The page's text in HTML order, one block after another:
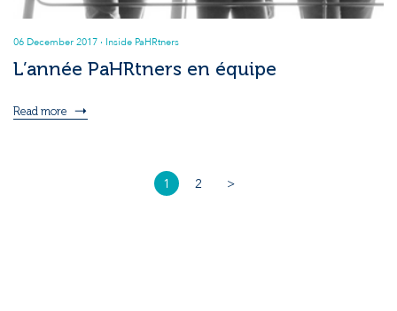
06 December 2017 · Inside PaHRtners
L’année PaHRtners en équipe
Read more
1 2 >